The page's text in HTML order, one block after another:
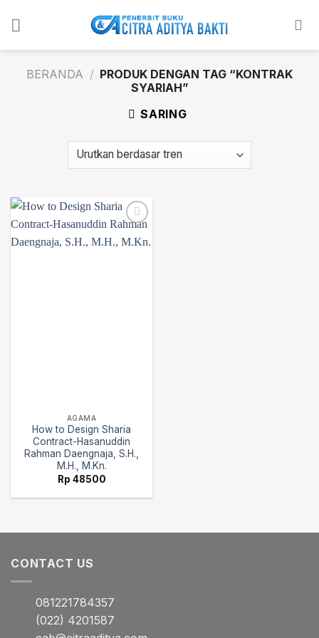
BERANDA / PRODUK DENGAN TAG “KONTRAK
SYARIAH”
SARING
AGAMA
How to Design Sharia
Contract-Hasanuddin
Rahman Daengnaja, S.H.,
M.H., M.Kn.
Rp 48500
CONTACT US
081221784357
(022) 4201587